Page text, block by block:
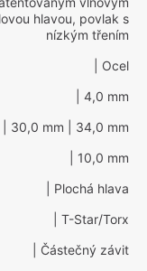
hlavou, povlak s
nízkým třením
| Ocel
| 4,0 mm
| 30,0 mm | 34,0 mm
| 10,0 mm
| Plochá hlava
| T-Star/Torx
| Částečný závit